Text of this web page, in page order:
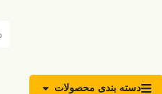
دسته بندی محصولات